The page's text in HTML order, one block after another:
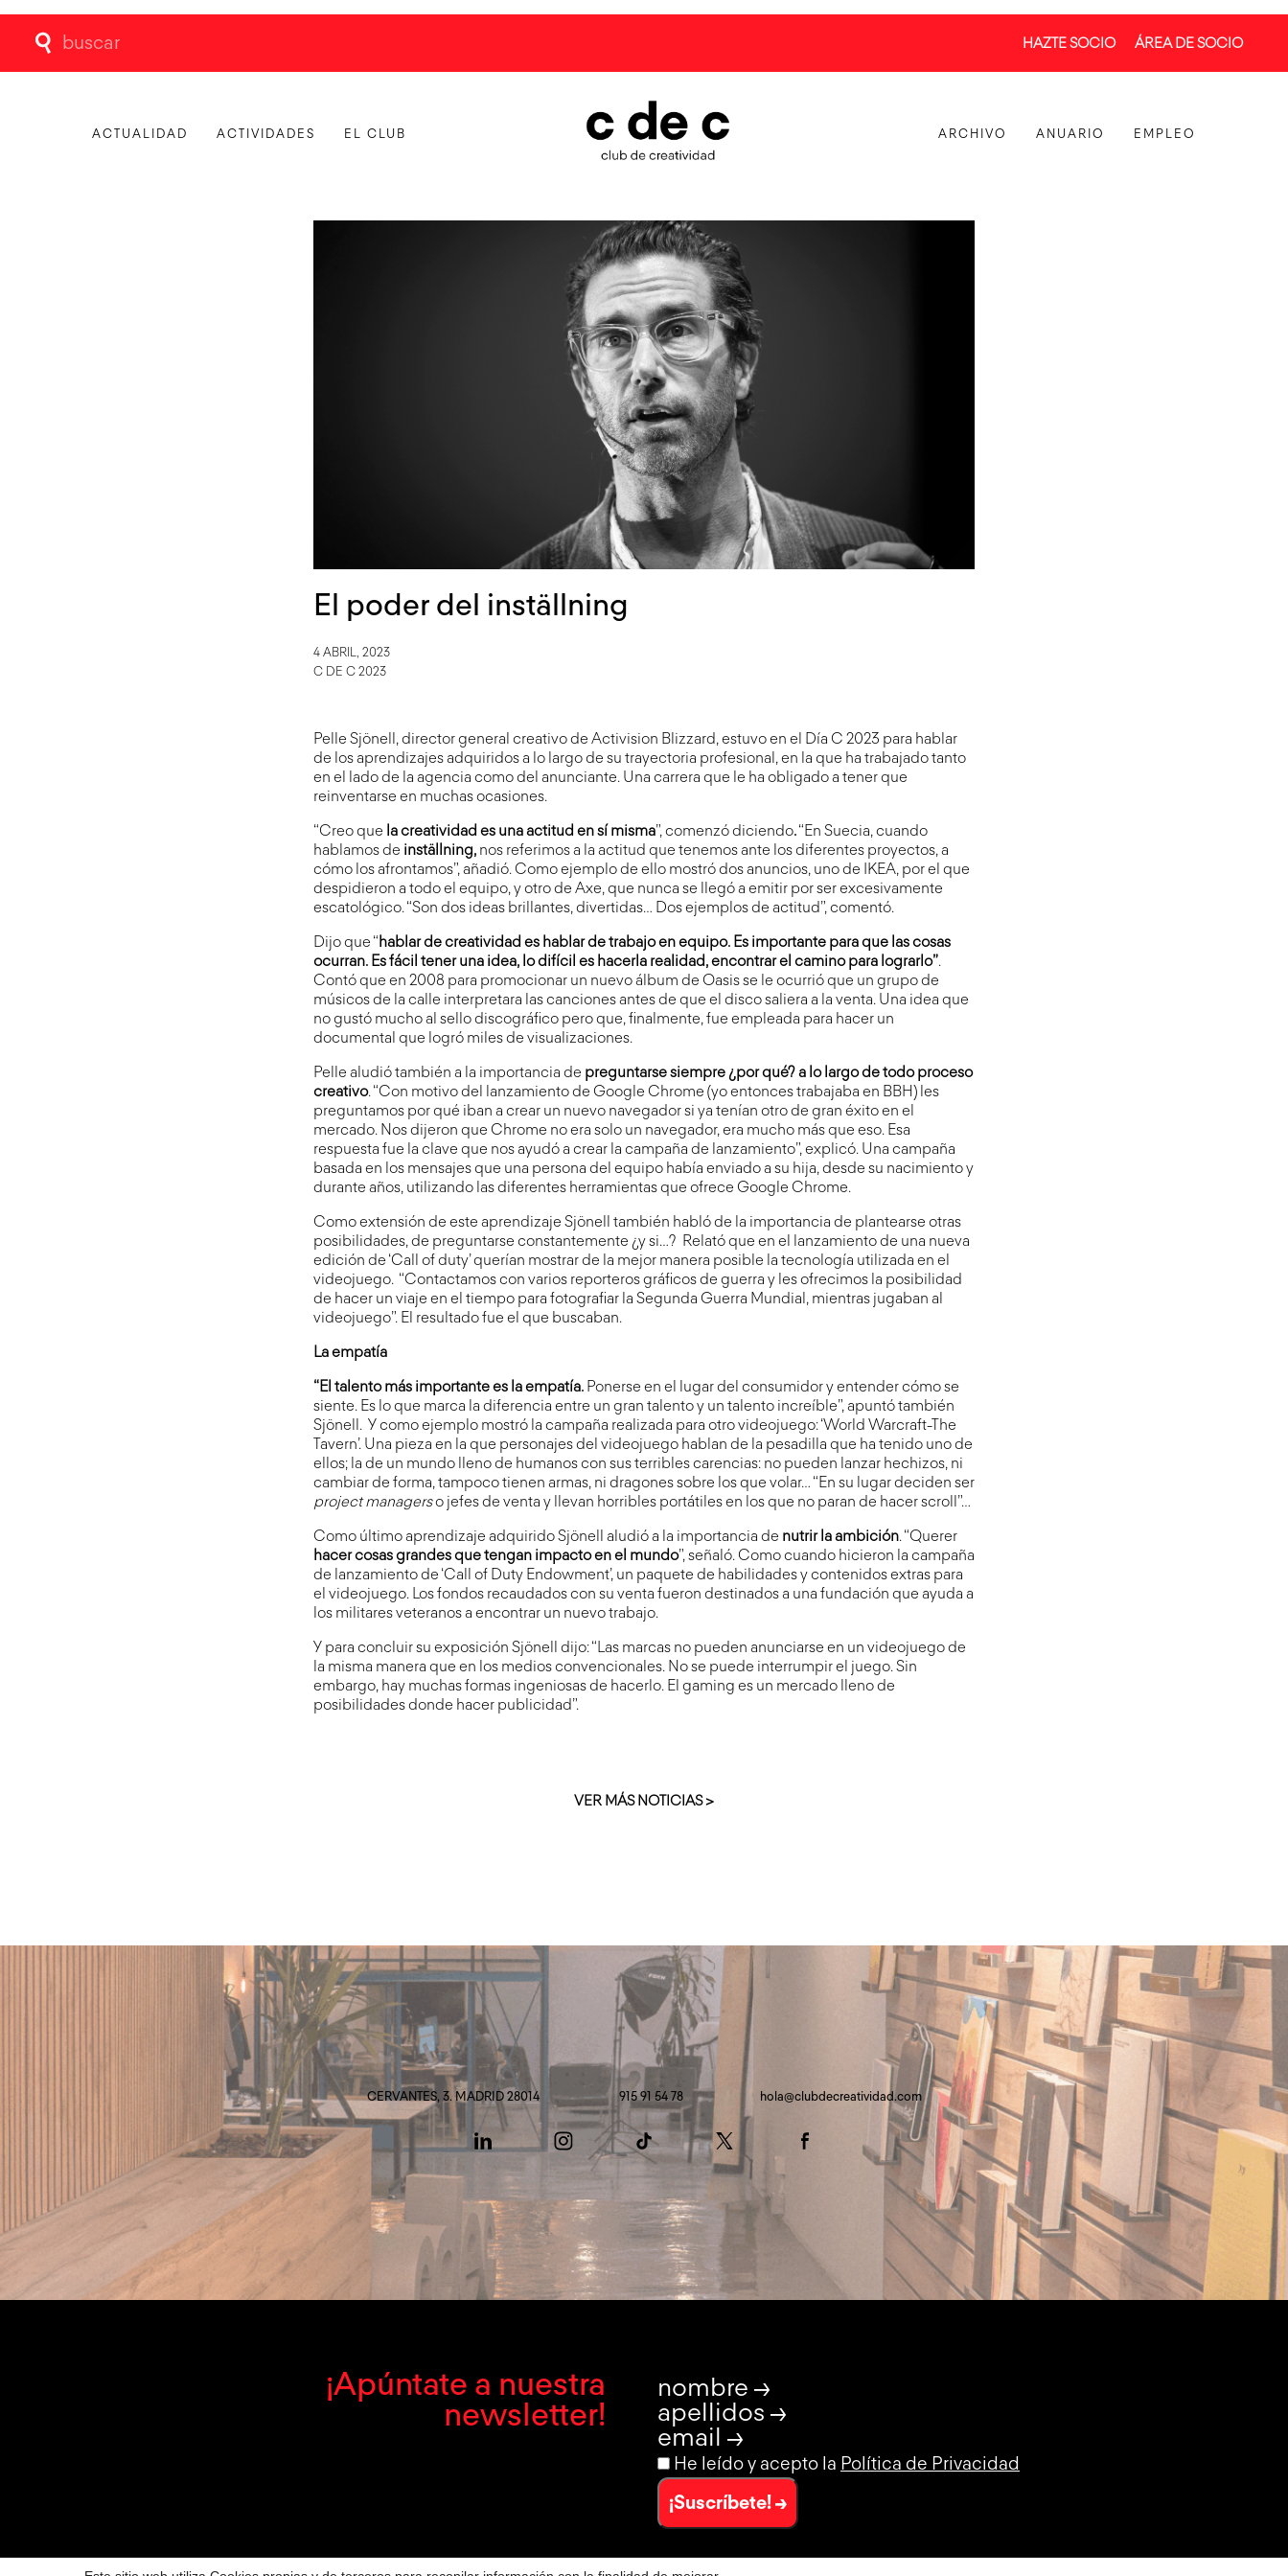
Buscar: HAZTE SOCIO ÁREA DE SOCIO
ACTUALIDAD ACTIVIDADES EL CLUB ARCHIVO ANUARIO EMPLEO
El poder del inställning
4 ABRIL, 2023
C DE C 2023
Pelle Sjönell, director general creativo de Activision Blizzard, estuvo en el Día C 2023 para hablar
de los aprendizajes adquiridos a lo largo de su trayectoria profesional, en la que ha trabajado tanto
en el lado de la agencia como del anunciante. Una carrera que le ha obligado a tener que
reinventarse en muchas ocasiones.
“Creo que la creatividad es una actitud en sí misma”, comenzó diciendo.“En Suecia, cuando
hablamos de inställning, nos referimos a la actitud que tenemos ante los diferentes proyectos, a
cómo los afrontamos”, añadió. Como ejemplo de ello mostró dos anuncios, uno de IKEA, por el que
despidieron a todo el equipo, y otro de Axe, que nunca se llegó a emitir por ser excesivamente
escatológico. “Son dos ideas brillantes, divertidas… Dos ejemplos de actitud”, comentó.
Dijo que “ hablar de creatividad es hablar de trabajo en equipo. Es importante para que las cosas
ocurran. Es fácil tener una idea, lo difícil es hacerla realidad, encontrar el camino para lograrlo”.
Contó que en 2008 para promocionar un nuevo álbum de Oasis se le ocurrió que un grupo de
músicos de la calle interpretara las canciones antes de que el disco saliera a la venta. Una idea que
no gustó mucho al sello discográfico pero que, finalmente, fue empleada para hacer un
documental que logró miles de visualizaciones.
Pelle aludió también a la importancia de preguntarse siempre ¿por qué? a lo largo de todo proceso
creativo. “Con motivo del lanzamiento de Google Chrome (yo entonces trabajaba en BBH) les
preguntamos por qué iban a crear un nuevo navegador si ya tenían otro de gran éxito en el
mercado. Nos dijeron que Chrome no era solo un navegador, era mucho más que eso. Esa
respuesta fue la clave que nos ayudó a crear la campaña de lanzamiento”, explicó. Una campaña
basada en los mensajes que una persona del equipo había enviado a su hija, desde su nacimiento y
durante años, utilizando las diferentes herramientas que ofrece Google Chrome.
Como extensión de este aprendizaje Sjönell también habló de la importancia de plantearse otras
posibilidades, de preguntarse constantemente ¿y si…? Relató que en el lanzamiento de una nueva
edición de ‘Call of duty’ querían mostrar de la mejor manera posible la tecnología utilizada en el
videojuego. “Contactamos con varios reporteros gráficos de guerra y les ofrecimos la posibilidad
de hacer un viaje en el tiempo para fotografiar la Segunda Guerra Mundial, mientras jugaban al
videojuego”. El resultado fue el que buscaban.
La empatía
“El talento más importante es la empatía. Ponerse en el lugar del consumidor y entender cómo se
siente. Es lo que marca la diferencia entre un gran talento y un talento increíble”, apuntó también
Sjönell. Y como ejemplo mostró la campaña realizada para otro videojuego: ‘World Warcraft-The
Tavern’. Una pieza en la que personajes del videojuego hablan de la pesadilla que ha tenido uno de
ellos; la de un mundo lleno de humanos con sus terribles carencias: no pueden lanzar hechizos, ni
cambiar de forma, tampoco tienen armas, ni dragones sobre los que volar… “En su lugar deciden ser
project managerso jefes de venta y llevan horribles portátiles en los que no paran de hacer scroll”…
Como último aprendizaje adquirido Sjönell aludió a la importancia de nutrir la ambición. “Querer
hacer cosas grandes que tengan impacto en el mundo”, señaló. Como cuando hicieron la campaña
de lanzamiento de ‘Call of Duty Endowment’, un paquete de habilidades y contenidos extras para
el videojuego. Los fondos recaudados con su venta fueron destinados a una fundación que ayuda a
los militares veteranos a encontrar un nuevo trabajo.
Y para concluir su exposición Sjönell dijo: “Las marcas no pueden anunciarse en un videojuego de
la misma manera que en los medios convencionales. No se puede interrumpir el juego. Sin
embargo, hay muchas formas ingeniosas de hacerlo. El gaming es un mercado lleno de
posibilidades donde hacer publicidad”.
VER MÁS NOTICIAS >
CERVANTES, 3. MADRID 28014 915 91 54 78 hola@clubdecreatividad.com
¡Apúntate a nuestra
newsletter!
nombre →
apellidos →
email →
He leído y acepto la Política de Privacidad
¡Suscríbete! →